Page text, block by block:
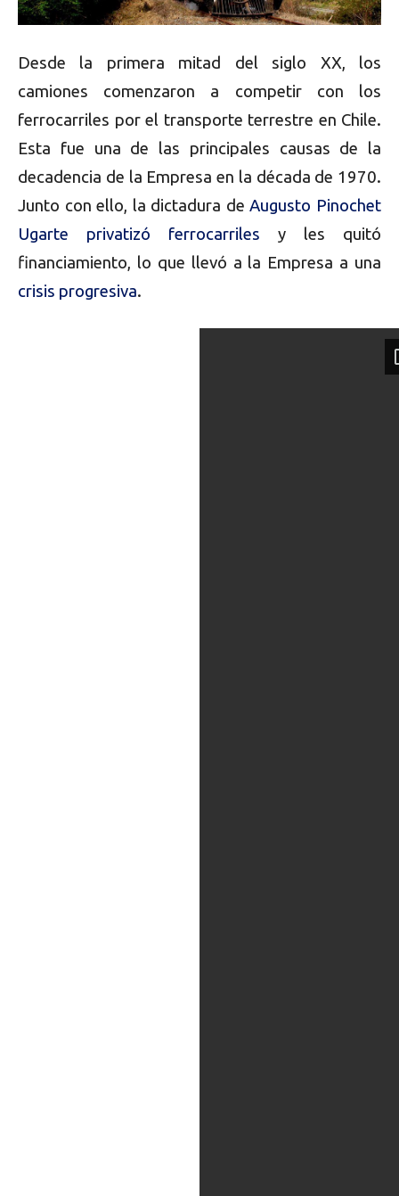
Desde la primera mitad del siglo XX, los
camiones comenzaron a competir con los
ferrocarriles por el transporte terrestre en Chile.
Esta fue una de las principales causas de la
decadencia de la Empresa en la década de 1970.
Junto con ello, la dictadura deAugusto Pinochet
Ugarte privatizó ferrocarriles y les quitó
financiamiento, lo que llevó a la Empresa a una
crisis progresiva.